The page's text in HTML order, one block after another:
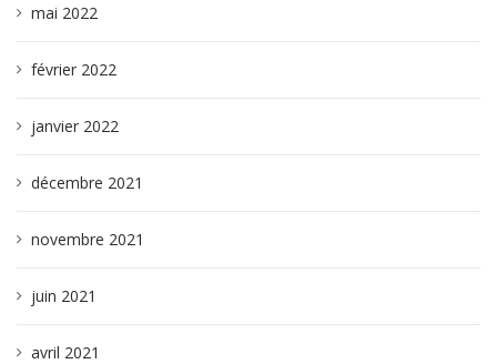
mai 2022
février 2022
janvier 2022
décembre 2021
novembre 2021
juin 2021
avril 2021